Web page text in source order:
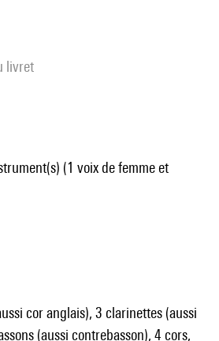
livret
(1 voix de femme et
cor anglais), 3 clarinettes (aussi
(aussi contrebasson), 4 cors,